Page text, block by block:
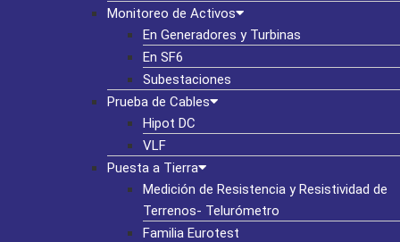
Monitoreo de Activos
En Generadores y Turbinas
En SF6
Subestaciones
Prueba de Cables
Hipot DC
VLF
Puesta a Tierra
Medición de Resistencia y Resistividad de
Terrenos- Telurómetro
Familia Eurotest